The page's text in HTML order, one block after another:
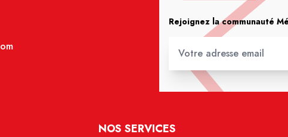
Rejoignez la communauté
NOS SERVICES